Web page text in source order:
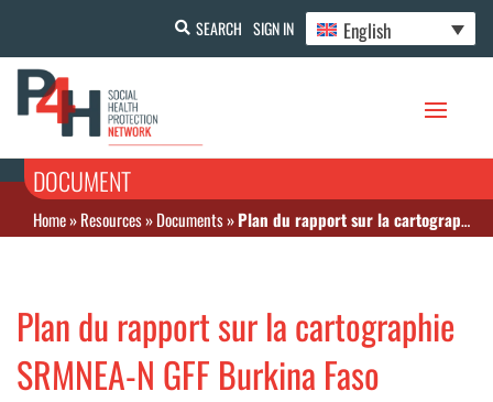
SEARCH SIGN IN English
DOCUMENT
Home»Resources»Documents»Plan du rapport sur la cartographie SRMNEA-N GFF Burkina Faso
Plan du rapport sur la cartographie
SRMNEA-N GFF Burkina Faso